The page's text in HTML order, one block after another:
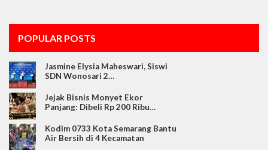
POPULAR POSTS
Jasmine Elysia Maheswari, Siswi
SDN Wonosari 2…
Jejak Bisnis Monyet Ekor
Panjang: Dibeli Rp 200 Ribu…
Kodim 0733 Kota Semarang Bantu
Air Bersih di 4 Kecamatan